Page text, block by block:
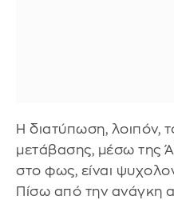
Η διατύπωση, λοιπόν,
μετάβασης, μέσω της
στο φως, είναι
Πίσω από την ανάγκη